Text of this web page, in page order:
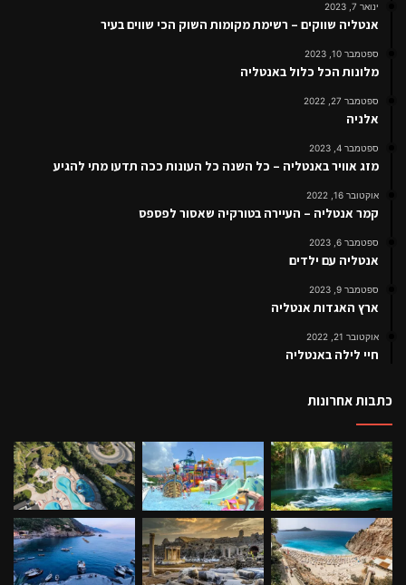
ינואר 7, 2023
אנטליה שווקים – רשימת מקומות השוק הכי שווים בעיר
ספטמבר 10, 2023
מלונות הכל כלול באנטליה
ספטמבר 27, 2022
אלניה
ספטמבר 4, 2023
מזג אוויר באנטליה – כל השנה כל העונות ככה תדעו מתי להגיע
אוקטובר 16, 2022
קמר אנטליה – העיירה בטורקיה שאסור לפספס
ספטמבר 6, 2023
אנטליה עם ילדים
ספטמבר 9, 2023
ארץ האגדות אנטליה
אוקטובר 21, 2022
חיי לילה באנטליה
כתבות אחרונות